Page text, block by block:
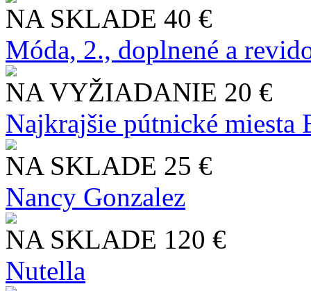
NA SKLADE 40 €
Móda, 2., doplnené a
NA VYŽIADANIE 20 €
Najkrajšie pútnické miesta
NA SKLADE 25 €
Nancy Gonzalez
NA SKLADE 120 €
Nutella